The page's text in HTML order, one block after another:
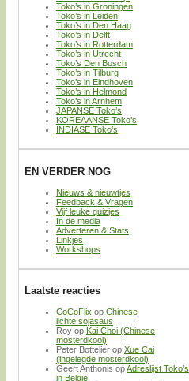
Toko’s in Groningen
Toko’s in Leiden
Toko’s in Den Haag
Toko’s in Delft
Toko’s in Rotterdam
Toko’s in Utrecht
Toko’s Den Bosch
Toko’s in Tilburg
Toko’s in Eindhoven
Toko’s in Helmond
Toko’s in Arnhem
JAPANSE Toko’s
KOREAANSE Toko’s
INDIASE Toko’s
EN VERDER NOG
Nieuws & nieuwtjes
Feedback & Vragen
Vijf leuke quizjes
In de media
Adverteren & Stats
Linkjes
Workshops
Laatste reacties
CoCoFlix op Chinese
lichte sojasaus
Roy op Kai Choi (Chinese
mosterdkool)
Peter Bottelier op Xue Cai
(ingelegde mosterdkool)
Geert Anthonis opAdreslijst Toko’s
in België